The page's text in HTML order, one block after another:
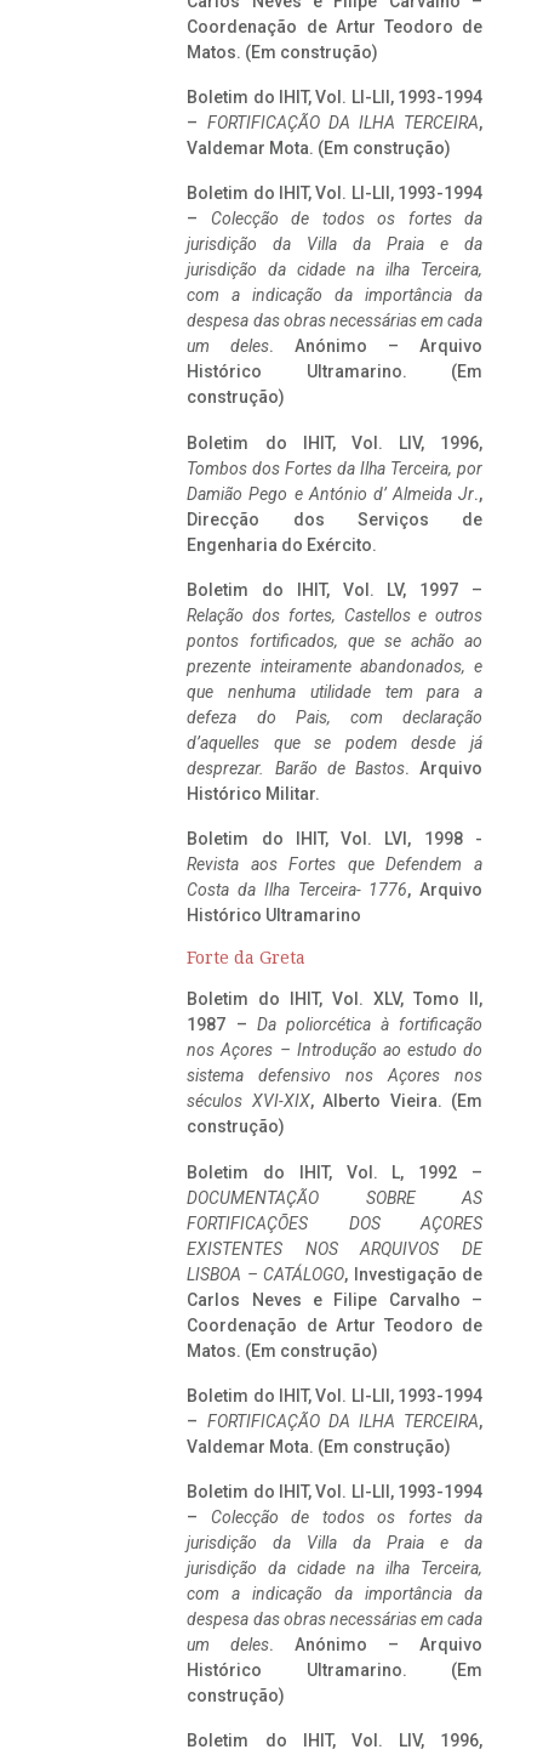
Coordenação de Artur Teodoro de
Matos. (Em construção)
Boletim do IHIT, Vol. LI-LII, 1993-1994
– FORTIFICAÇÃO DA ILHA TERCEIRA,
Valdemar Mota. (Em construção)
Boletim do IHIT, Vol. LI-LII, 1993-1994
– Colecção de todos os fortes da
jurisdição da Villa da Praia e da
jurisdição da cidade na ilha Terceira,
com a indicação da importância da
despesa das obras necessárias em cada
um deles. Anónimo – Arquivo
Histórico Ultramarino. (Em
construção)
Boletim do IHIT, Vol. LIV, 1996,
Tombos dos Fortes da Ilha Terceira, por
Damião Pego e António d’ Almeida Jr.,
Direcção dos Serviços de
Engenharia do Exército.
Boletim do IHIT, Vol. LV, 1997 –
Relação dos fortes, Castellos e outros
pontos fortificados, que se achão ao
prezente inteiramente abandonados, e
que nenhuma utilidade tem para a
defeza do Pais, com declaração
d’aquelles que se podem desde já
desprezar. Barão de Bastos. Arquivo
Histórico Militar.
Boletim do IHIT, Vol. LVI, 1998 -
Revista aos Fortes que Defendem a
Costa da Ilha Terceira- 1776, Arquivo
Histórico Ultramarino
Forte da Greta
Boletim do IHIT, Vol. XLV, Tomo II,
1987 – Da poliorcética à fortificação
nos Açores – Introdução ao estudo do
sistema defensivo nos Açores nos
séculos XVI-XIX, Alberto Vieira. (Em
construção)
Boletim do IHIT, Vol. L, 1992 –
DOCUMENTAÇÃO SOBRE AS
FORTIFICAÇÕES DOS AÇORES
EXISTENTES NOS ARQUIVOS DE
LISBOA – CATÁLOGO, Investigação de
Carlos Neves e Filipe Carvalho –
Coordenação de Artur Teodoro de
Matos. (Em construção)
Boletim do IHIT, Vol. LI-LII, 1993-1994
– FORTIFICAÇÃO DA ILHA TERCEIRA,
Valdemar Mota. (Em construção)
Boletim do IHIT, Vol. LI-LII, 1993-1994
– Colecção de todos os fortes da
jurisdição da Villa da Praia e da
jurisdição da cidade na ilha Terceira,
com a indicação da importância da
despesa das obras necessárias em cada
um deles. Anónimo – Arquivo
Histórico Ultramarino. (Em
construção)
Boletim do IHIT, Vol. LIV, 1996,